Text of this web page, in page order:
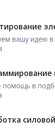
вашу идею в
помощь в